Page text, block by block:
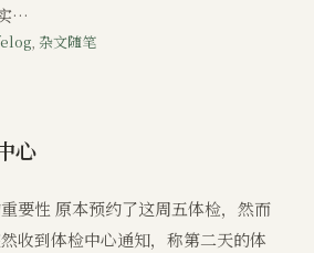
…
, 杂文随笔
心
要性 原本预约了这周五体检，然而
收到体检中心通知，称第二天的体